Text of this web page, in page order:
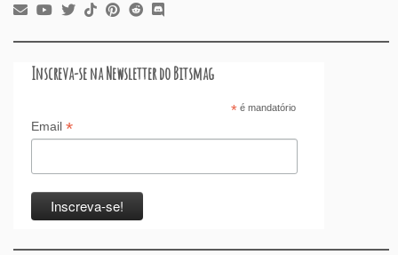
Inscreva-se na Newsletter do Bitsmag
*é mandatório
Email *